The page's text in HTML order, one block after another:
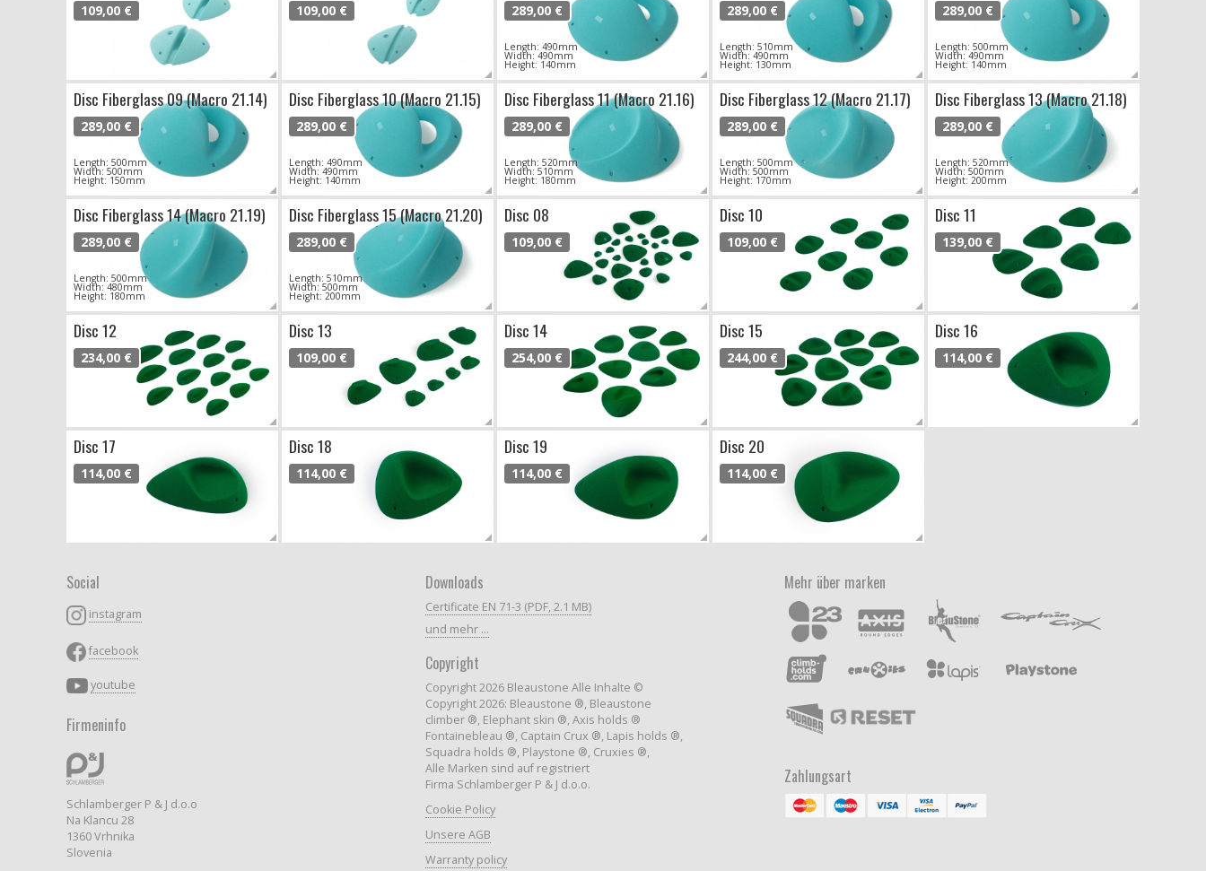
109,00 € 109,00 € 289,00 €
Length: 490mm
Width: 490mm
Height: 140mm
289,00 €
Length: 510mm
Width: 490mm
Height: 130mm
289,00 €
Length: 500mm
Width: 490mm
Height: 140mm
Disc Fiberglass 09 (Macro 21.14)
289,00 €
Length: 500mm
Width: 500mm
Height: 150mm
Disc Fiberglass 10 (Macro 21.15)
289,00 €
Length: 490mm
Width: 490mm
Height: 140mm
Disc Fiberglass 11 (Macro 21.16)
289,00 €
Length: 520mm
Width: 510mm
Height: 180mm
Disc Fiberglass 12 (Macro 21.17)
289,00 €
Length: 500mm
Width: 500mm
Height: 170mm
Disc Fiberglass 13 (Macro 21.18)
289,00 €
Length: 520mm
Width: 500mm
Height: 200mm
Disc Fiberglass 14 (Macro 21.19)
289,00 €
Length: 500mm
Width: 480mm
Height: 180mm
Disc Fiberglass 15 (Macro 21.20)
289,00 €
Length: 510mm
Width: 500mm
Height: 200mm
Disc 08
109,00 €
Disc 10
109,00 €
Disc 11
139,00 €
Disc 12
234,00 €
Disc 13
109,00 €
Disc 14
254,00 €
Disc 15
244,00 €
Disc 16
114,00 €
Disc 17
114,00 €
Disc 18
114,00 €
Disc 19
114,00 €
Disc 20
114,00 €
Social
instagram
facebook
youtube
Firmeninfo
Schlamberger P & J d.o.o
Na Klancu 28
1360 Vrhnika
Slovenia
Downloads
Certificate EN 71-3 (PDF, 2.1 MB)
und mehr ...
Copyright
Copyright 2026 Bleaustone Alle Inhalte ©
Copyright 2026: Bleaustone ®, Bleaustone
climber ®, Elephant skin ®, Axis holds ®
Fontainebleau ®, Captain Crux ®, Lapis holds ®,
Squadra holds ®, Playstone ®, Cruxies ®,
Alle Marken sind auf registriert
Firma Schlamberger P & J d.o.o.
Cookie Policy
Unsere AGB
Warranty policy
Mehr über marken
Zahlungsart